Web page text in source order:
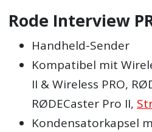
Rode Interview
Handheld-Sender
Kompatibel mit
II & Wireless PRO,
RØDECaster Pro II,
Kondensatorkapsel